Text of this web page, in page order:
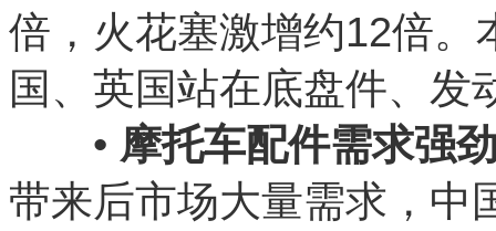
倍，火花塞激增约12倍
国、英国站在底盘件、发
• 摩托车配件需求强
带来后市场大量需求，中